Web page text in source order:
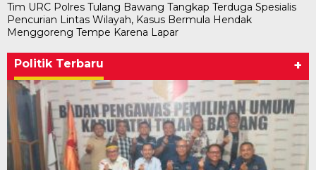
Tim URC Polres Tulang Bawang Tangkap Terduga Spesialis
Pencurian Lintas Wilayah, Kasus Bermula Hendak
Menggoreng Tempe Karena Lapar
Politik Terbaru +